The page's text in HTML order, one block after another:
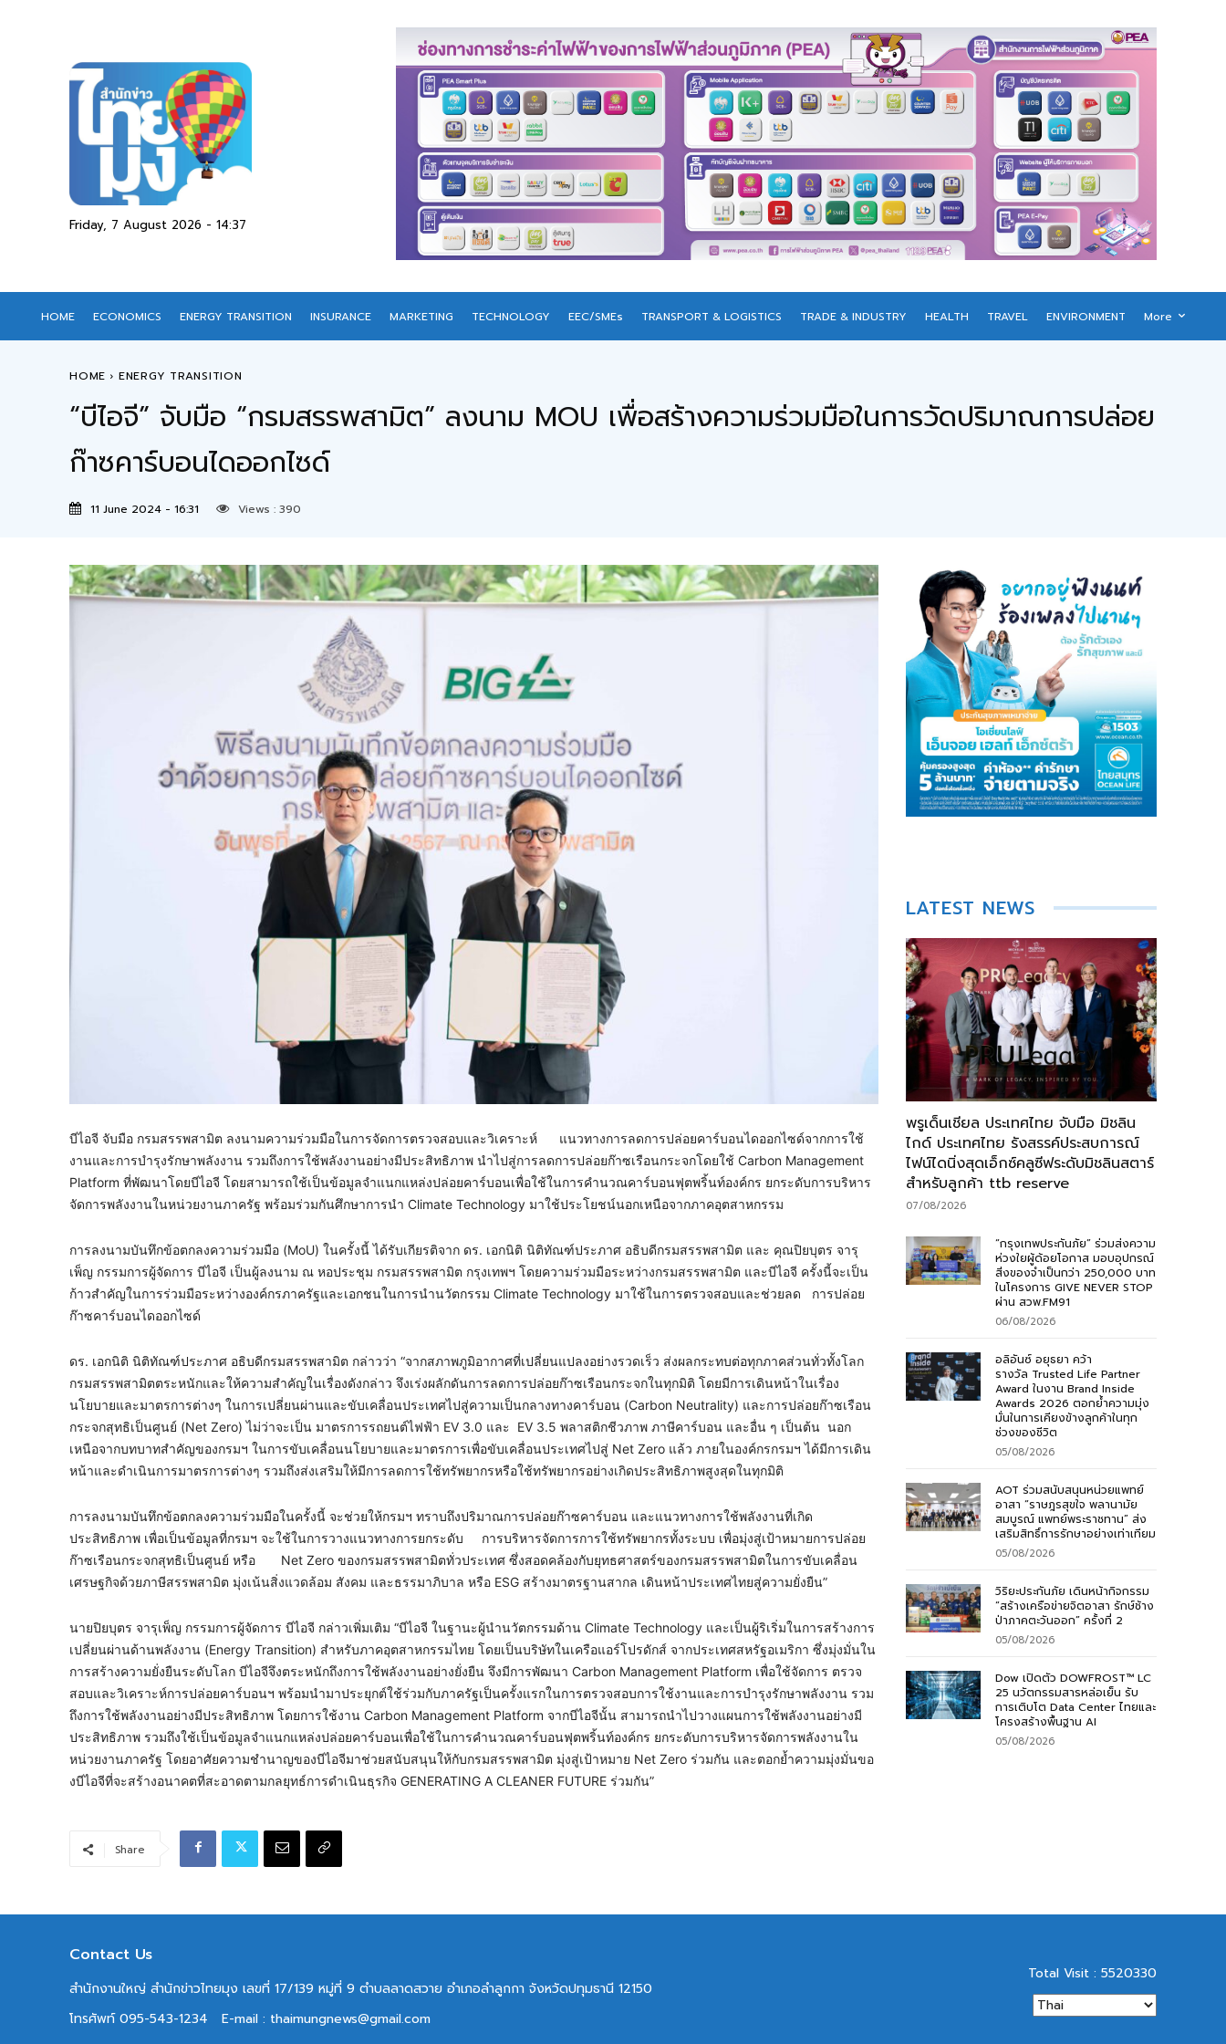
Friday, 7 August 2026 - 14:37
HOME ECONOMICS ENERGY TRANSITION INSURANCE MARKETING TECHNOLOGY EEC/SMEs TRANSPORT & LOGISTICS TRADE & INDUSTRY HEALTH TRAVEL ENVIRONMENT More
HOME ENERGY TRANSITION
“บีไอจี” จับมือ “กรมสรรพสามิต” ลงนาม MOU เพื่อสร้างความร่วมมือในการวัดปริมาณการปล่อย
ก๊าซคาร์บอนไดออกไซด์
11 June 2024 - 16:31 Views : 390
บีไอจี จับมือ กรมสรรพสามิต ลงนามความร่วมมือในการจัดการตรวจสอบและวิเคราะห์ แนวทางการลดการปล่อยคาร์บอนไดออกไซด์จากการใช้
งานและการบำรุงรักษาพลังงาน รวมถึงการใช้พลังงานอย่างมีประสิทธิภาพ นำไปสู่การลดการปล่อยก๊าซเรือนกระจกโดยใช้ Carbon Management
Platform ที่พัฒนาโดยบีไอจี โดยสามารถใช้เป็นข้อมูลจำแนกแหล่งปล่อยคาร์บอนเพื่อใช้ในการคำนวณคาร์บอนฟุตพริ้นท์องค์กร ยกระดับการบริหาร
จัดการพลังงานในหน่วยงานภาครัฐ พร้อมร่วมกันศึกษาการนำ Climate Technology มาใช้ประโยชน์นอกเหนือจากภาคอุตสาหกรรม
การลงนามบันทึกข้อตกลงความร่วมมือ (MoU) ในครั้งนี้ ได้รับเกียรติจาก ดร. เอกนิติ นิติทัณฑ์ประภาศ อธิบดีกรมสรรพสามิต และ คุณปิยบุตร จารุ
เพ็ญ กรรมการผู้จัดการ บีไอจี เป็นผู้ลงนาม ณ หอประชุม กรมสรรพสามิต กรุงเทพฯ โดยความร่วมมือระหว่างกรมสรรพสามิต และบีไอจี ครั้งนี้จะเป็น
ก้าวสำคัญในการร่วมมือระหว่างองค์กรภาครัฐและเอกชนในการนำนวัตกรรม Climate Technology มาใช้ในการตรวจสอบและช่วยลด การปล่อย
ก๊าซคาร์บอนไดออกไซด์
ดร. เอกนิติ นิติทัณฑ์ประภาศ อธิบดีกรมสรรพสามิต กล่าวว่า “จากสภาพภูมิอากาศที่เปลี่ยนแปลงอย่างรวดเร็ว ส่งผลกระทบต่อทุกภาคส่วนทั่วทั้งโลก
กรมสรรพสามิตตระหนักและให้ความสำคัญในเรื่องดังกล่าว จึงเร่งผลักดันการลดการปล่อยก๊าซเรือนกระจกในทุกมิติ โดยมีการเดินหน้าในเรื่อง
นโยบายและมาตรการต่างๆ ในการเปลี่ยนผ่านและขับเคลื่อนประเทศไปสู่ความเป็นกลางทางคาร์บอน (Carbon Neutrality) และการปล่อยก๊าซเรือน
กระจกสุทธิเป็นศูนย์ (Net Zero) ไม่ว่าจะเป็น มาตรการรถยนต์ไฟฟ้า EV 3.0 และ EV 3.5 พลาสติกชีวภาพ ภาษีคาร์บอน และอื่น ๆ เป็นต้น นอก
เหนือจากบทบาทสำคัญของกรมฯ ในการขับเคลื่อนนโยบายและมาตรการเพื่อขับเคลื่อนประเทศไปสู่ Net Zero แล้ว ภายในองค์กรกรมฯ ได้มีการเดิน
หน้าและดำเนินการมาตรการต่างๆ รวมถึงส่งเสริมให้มีการลดการใช้ทรัพยากรหรือใช้ทรัพยากรอย่างเกิดประสิทธิภาพสูงสุดในทุกมิติ
การลงนามบันทึกข้อตกลงความร่วมมือในครั้งนี้ จะช่วยให้กรมฯ ทราบถึงปริมาณการปล่อยก๊าซคาร์บอน และแนวทางการใช้พลังงานที่เกิด
ประสิทธิภาพ เพื่อเป็นข้อมูลที่กรมฯ จะใช้ในการวางแนวทางการยกระดับ การบริหารจัดการการใช้ทรัพยากรทั้งระบบ เพื่อมุ่งสู่เป้าหมายการปล่อย
ก๊าซเรือนกระจกสุทธิเป็นศูนย์ หรือ Net Zero ของกรมสรรพสามิตทั่วประเทศ ซึ่งสอดคล้องกับยุทธศาสตร์ของกรมสรรพสามิตในการขับเคลื่อน
เศรษฐกิจด้วยภาษีสรรพสามิต มุ่งเน้นสิ่งแวดล้อม สังคม และธรรมาภิบาล หรือ ESG สร้างมาตรฐานสากล เดินหน้าประเทศไทยสู่ความยั่งยืน”
นายปิยบุตร จารุเพ็ญ กรรมการผู้จัดการ บีไอจี กล่าวเพิ่มเติม “บีไอจี ในฐานะผู้นำนวัตกรรมด้าน Climate Technology และเป็นผู้ริเริ่มในการสร้างการ
เปลี่ยนผ่านด้านพลังงาน (Energy Transition) สำหรับภาคอุตสาหกรรมไทย โดยเป็นบริษัทในเครือแอร์โปรดักส์ จากประเทศสหรัฐอเมริกา ซึ่งมุ่งมั่นใน
การสร้างความยั่งยืนระดับโลก บีไอจีจึงตระหนักถึงการใช้พลังงานอย่างยั่งยืน จึงมีการพัฒนา Carbon Management Platform เพื่อใช้จัดการ ตรวจ
สอบและวิเคราะห์การปล่อยคาร์บอนฯ พร้อมนำมาประยุกต์ใช้ร่วมกับภาครัฐเป็นครั้งแรกในการตรวจสอบการใช้งานและการบำรุงรักษาพลังงาน รวม
ถึงการใช้พลังงานอย่างมีประสิทธิภาพ โดยการใช้งาน Carbon Management Platform จากบีไอจีนั้น สามารถนำไปวางแผนการใช้พลังงานอย่างมี
ประสิทธิภาพ รวมถึงใช้เป็นข้อมูลจำแนกแหล่งปล่อยคาร์บอนเพื่อใช้ในการคำนวณคาร์บอนฟุตพริ้นท์องค์กร ยกระดับการบริหารจัดการพลังงานใน
หน่วยงานภาครัฐ โดยอาศัยความชำนาญของบีไอจีมาช่วยสนับสนุนให้กับกรมสรรพสามิต มุ่งสู่เป้าหมาย Net Zero ร่วมกัน และตอกย้ำความมุ่งมั่นขอ
งบีไอจีที่จะสร้างอนาคตที่สะอาดตามกลยุทธ์การดำเนินธุรกิจ GENERATING A CLEANER FUTURE ร่วมกัน”
Share
LATEST NEWS
พรูเด็นเชียล ประเทศไทย จับมือ มิชลิน
ไกด์ ประเทศไทย รังสรรค์ประสบการณ์
ไฟน์ไดนิ่งสุดเอ็กซ์คลูซีฟระดับมิชลินสตาร์
สำหรับลูกค้า ttb reserve
07/08/2026
“กรุงเทพประกันภัย” ร่วมส่งความ
ห่วงใยผู้ด้อยโอกาส มอบอุปกรณ์
สิ่งของจำเป็นกว่า 250,000 บาท
ในโครงการ GIVE NEVER STOP
ผ่าน สวพ.FM91
06/08/2026
อลิอันซ์ อยุธยา คว้า
รางวัล Trusted Life Partner
Award ในงาน Brand Inside
Awards 2026 ตอกย้ำความมุ่ง
มั่นในการเคียงข้างลูกค้าในทุก
ช่วงของชีวิต
05/08/2026
AOT ร่วมสนับสนุนหน่วยแพทย์
อาสา “ราษฎรสุขใจ พลานามัย
สมบูรณ์ แพทย์พระราชทาน” ส่ง
เสริมสิทธิ์การรักษาอย่างเท่าเทียม
05/08/2026
วิริยะประกันภัย เดินหน้ากิจกรรม
“สร้างเครือข่ายจิตอาสา รักษ์ช้าง
ป่าภาคตะวันออก” ครั้งที่ 2
05/08/2026
Dow เปิดตัว DOWFROST™ LC
25 นวัตกรรมสารหล่อเย็น รับ
การเติบโต Data Center ไทยและ
โครงสร้างพื้นฐาน AI
05/08/2026
Contact Us
สำนักงานใหญ่ สำนักข่าวไทยมุง เลขที่ 17/139 หมู่ที่ 9 ตำบลลาดสวาย อำเภอลำลูกกา จังหวัดปทุมธานี 12150
โทรศัพท์ 095-543-1234
E-mail : thaimungnews@gmail.com
Total Visit : 5520330